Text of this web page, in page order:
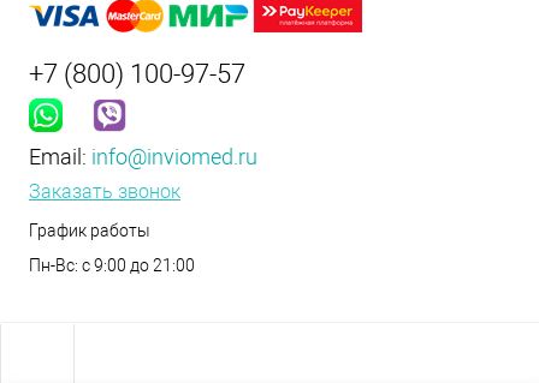
+7 (800) 100-97-57
Email: info@inviomed.ru
Заказать звонок
График работы
Пн-Вс: с 9:00 до 21:00